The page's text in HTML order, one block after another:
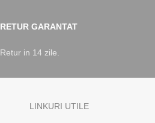
RETUR GARANTAT
Retur in 14 zile.
LINKURI UTILE